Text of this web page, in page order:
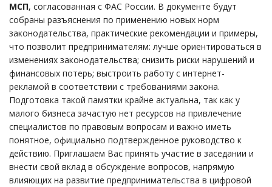
МСП, согласованная с ФАС России. В документе будут
собраны разъяснения по применению новых норм
законодательства, практические рекомендации и примеры,
что позволит предпринимателям: лучше ориентироваться в
изменениях законодательства; снизить риски нарушений и
финансовых потерь; выстроить работу с интернет-
рекламой в соответствии с требованиями закона.
Подготовка такой памятки крайне актуальна, так как у
малого бизнеса зачастую нет ресурсов на привлечение
специалистов по правовым вопросам и важно иметь
понятное, официально подтвержденное руководство к
действию. Приглашаем Вас принять участие в заседании и
внести свой вклад в обсуждение вопросов, напрямую
влияющих на развитие предпринимательства в цифровой